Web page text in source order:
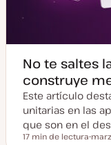
No te saltes
construye
Este artículo
unitarias en las
que son en el
Tiempo de lectura
17 min de lectura